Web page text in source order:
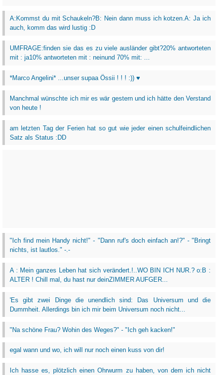
A:Kommst du mit Schaukeln?B: Nein dann muss ich kotzen.A: Ja ich
auch, komm das wird lustig :D
UMFRAGE:finden sie das es zu viele ausländer gibt?20% antworteten
mit : ja10% antworteten mit : neinund 70% mit: ...
*Marco Angelini* ...unser supaa Össii ! ! ! :)) ♥
Manchmal wünschte ich mir es wär gestern und ich hätte den Verstand
von heute !
am letzten Tag der Ferien hat so gut wie jeder einen schulfeindlichen
Satz als Status :DD
"Ich find mein Handy nicht!" - "Dann ruf's doch einfach an!?" - "Bringt
nichts, ist lautlos." -.-
A : Mein ganzes Leben hat sich verändert.!..WO BIN ICH NUR.? o:B :
ALTER ! Chill mal, du hast nur deinZIMMER AUFGER...
'Es gibt zwei Dinge die unendlich sind: Das Universum und die
Dummheit. Allerdings bin ich mir beim Universum noch nicht...
"Na schöne Frau? Wohin des Weges?" - "Ich geh kacken!"
egal wann und wo, ich will nur noch einen kuss von dir!
Ich hasse es, plötzlich einen Ohrwurm zu haben, von dem ich nicht